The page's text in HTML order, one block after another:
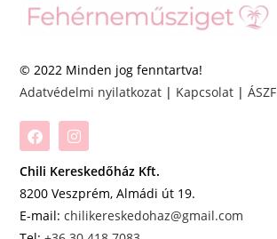
© 2022 Minden jog fenntartva!
Adatvédelmi nyilatkozat | Kapcsolat |ÁSZF
Chili Kereskedőház Kft.
8200 Veszprém, Almádi út 19.
E-mail:chilikereskedohaz@gmail.com